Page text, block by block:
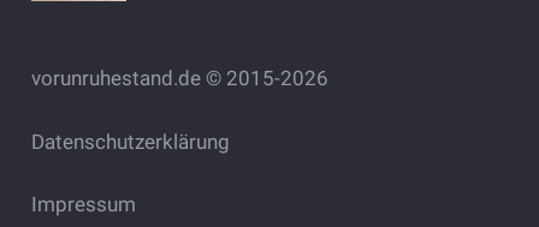
vorunruhestand.de © 2015-2026
Datenschutzerklärung
Impressum